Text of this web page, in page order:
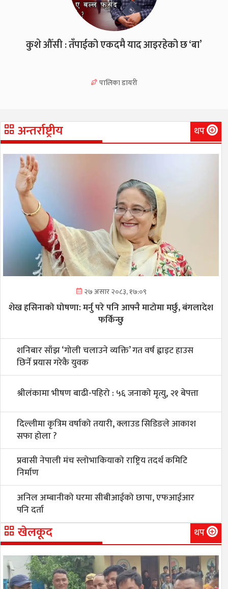
कुशे औँसी : तँपाईको एकदमै याद आइरहेको छ ‘बा’
पालिका डायरी
अन्तर्राष्ट्रीय थप
२७ असार २०८३, १७:०९
शेख हसिनाको घोषणा: मर्नु परे पनि आफ्नै माटोमा मर्छु, बंगलादेश
फर्किन्छु
शनिबार साँझ ‘गोली चलाउने व्यक्ति’ गत वर्ष ह्वाइट हाउस
छिर्ने प्रयास गरेकै युवक
श्रीलंकामा भीषण बाढी-पहिरो : ५६ जनाको मृत्यु, २१ बेपत्ता
दिल्लीमा कृत्रिम वर्षाको तयारी, क्लाउड सिडिङले आकाश
सफा होला ?
प्रवासी नेपाली मंच स्लोभाकियाको राष्ट्रिय तदर्थ कमिटि
निर्माण
अनिल अम्बानीको घरमा सीबीआईको छापा, एफआईआर
पनि दर्ता
खेलकूद थप